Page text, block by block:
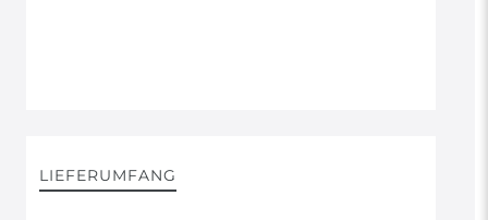
LIEFERUMFANG